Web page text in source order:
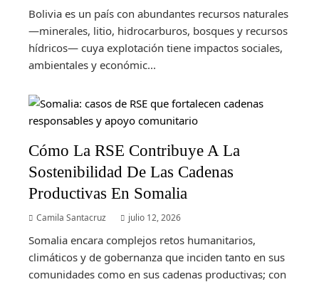
Bolivia es un país con abundantes recursos naturales
—minerales, litio, hidrocarburos, bosques y recursos
hídricos— cuya explotación tiene impactos sociales,
ambientales y económic...
Cómo La RSE Contribuye A La
Sostenibilidad De Las Cadenas
Productivas En Somalia
Camila Santacruz julio 12, 2026
Somalia encara complejos retos humanitarios,
climáticos y de gobernanza que inciden tanto en sus
comunidades como en sus cadenas productivas; con